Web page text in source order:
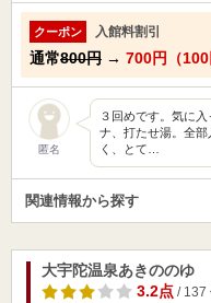
クーポン 入館料割引
通常800円 → 700円（100
匿名
３回めです。気に
ナ、打たせ湯。全
く、とて…
関連情報から探す
大宇陀温泉あきののゆ
3.2点/ 137